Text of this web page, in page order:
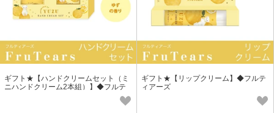
ギフト★【ハンドクリームセット（ミ
ニハンドクリーム2本組）】◆フルテ
ギフト★【リップクリーム】◆フルテ
ィアーズ